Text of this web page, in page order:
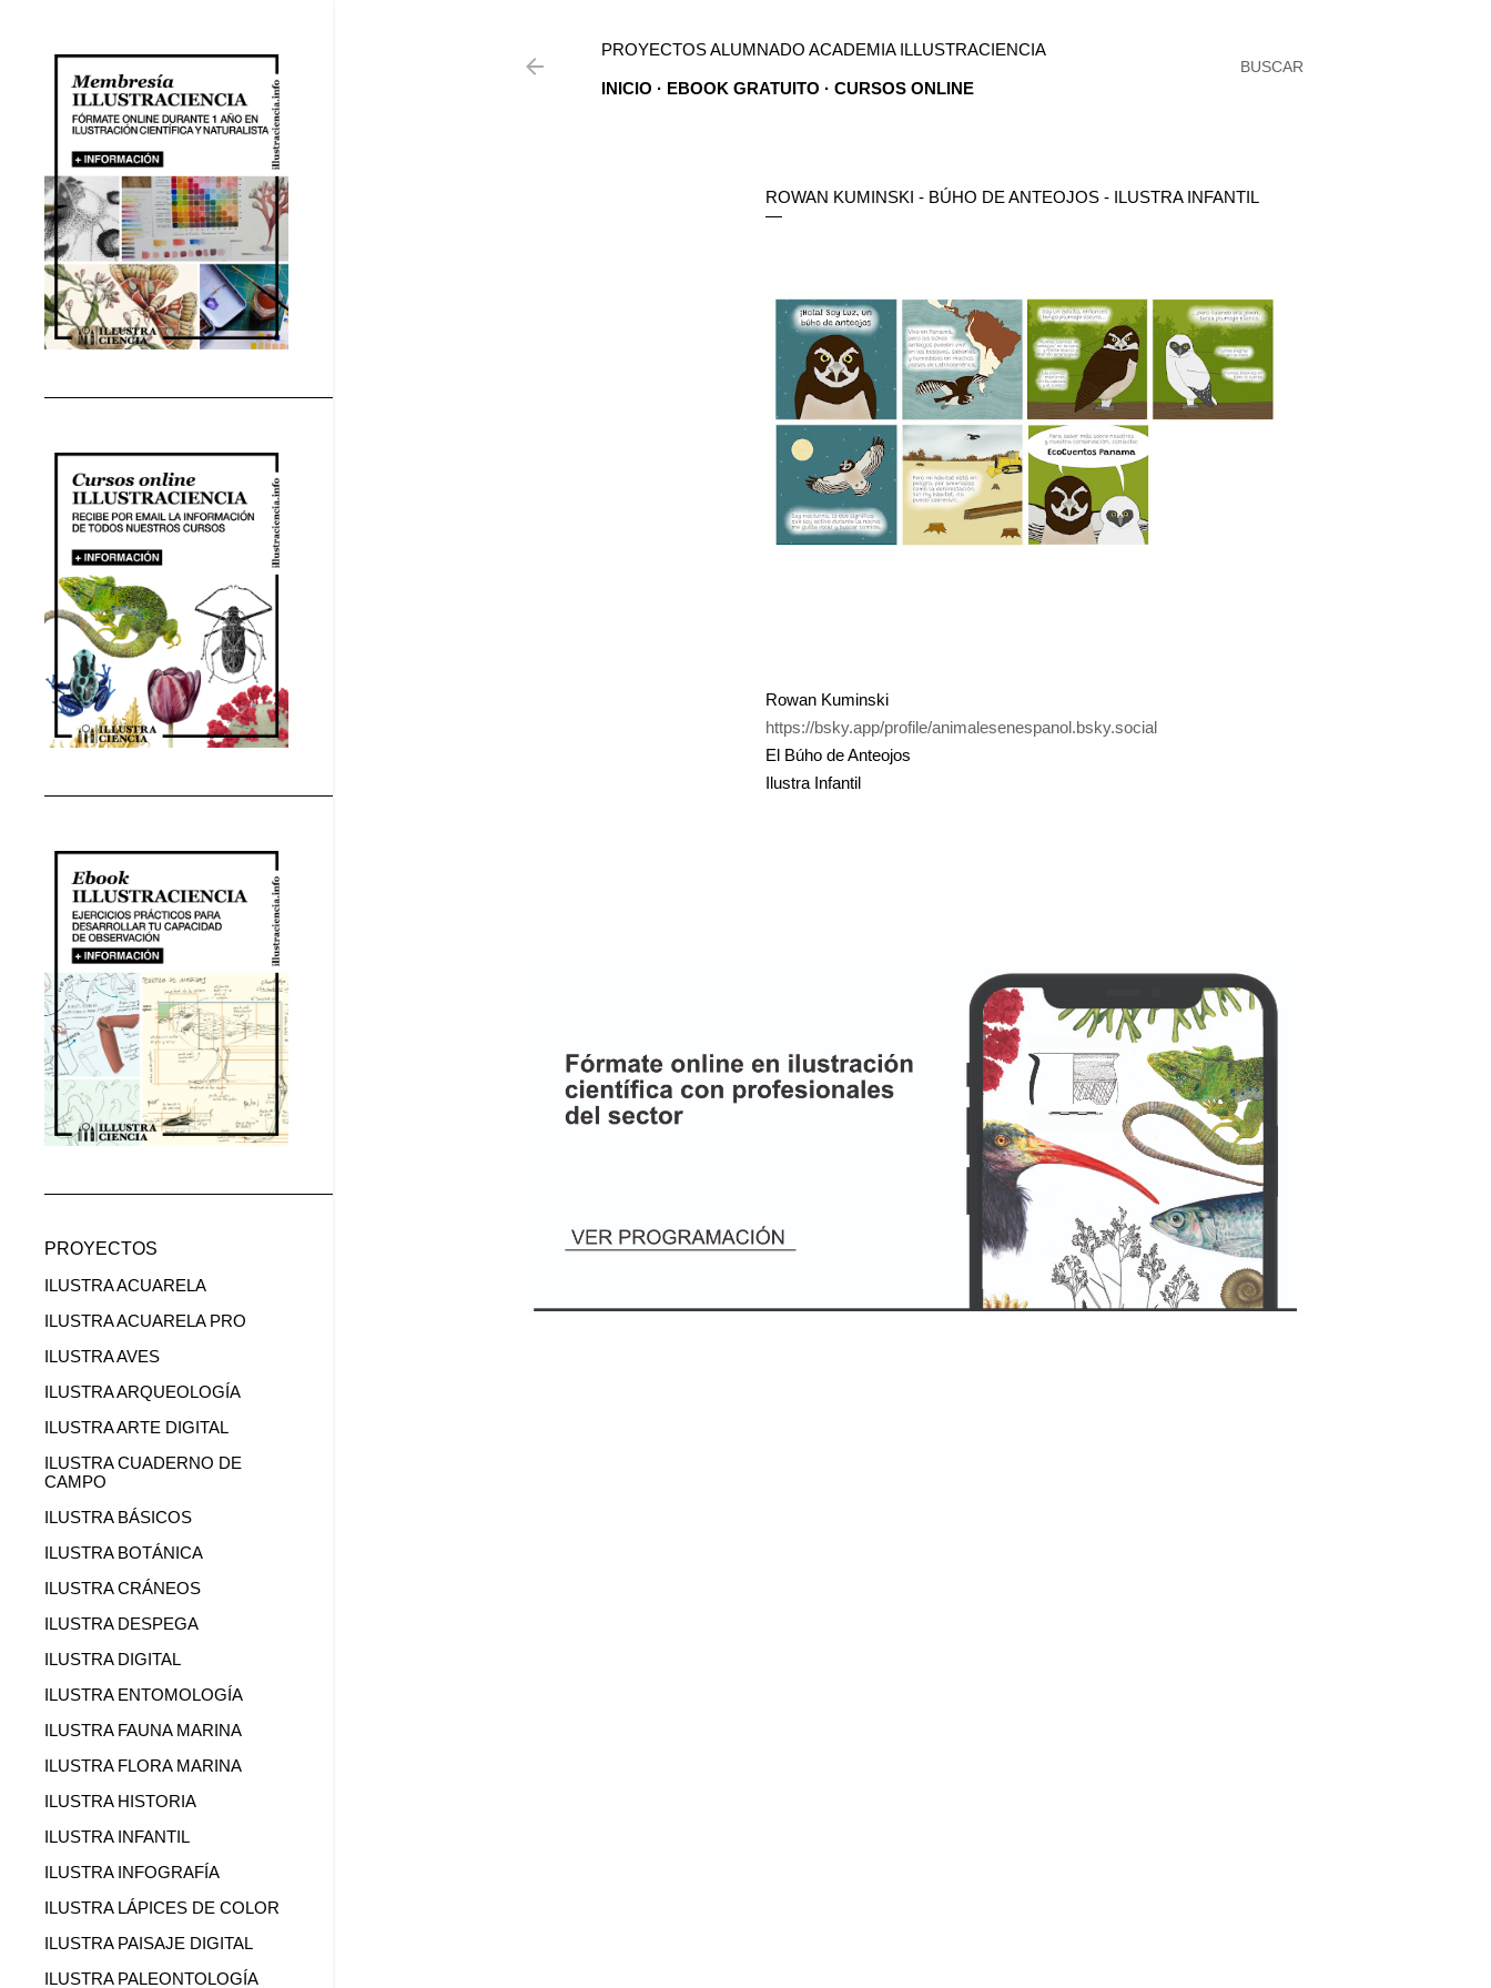
BUSCAR
PROYECTOS ALUMNADO ACADEMIA ILLUSTRACIENCIA
INICIO EBOOK GRATUITO CURSOS ONLINE
ROWAN KUMINSKI - BÚHO DE ANTEOJOS - ILUSTRA INFANTIL
Rowan Kuminski
https://bsky.app/profile/animalesenespanol.bsky.social
El Búho de Anteojos
Ilustra Infantil
PROYECTOS
ILUSTRA ACUARELA
ILUSTRA ACUARELA PRO
ILUSTRA AVES
ILUSTRA ARQUEOLOGÍA
ILUSTRA ARTE DIGITAL
ILUSTRA CUADERNO DE
CAMPO
ILUSTRA BÁSICOS
ILUSTRA BOTÁNICA
ILUSTRA CRÁNEOS
ILUSTRA DESPEGA
ILUSTRA DIGITAL
ILUSTRA ENTOMOLOGÍA
ILUSTRA FAUNA MARINA
ILUSTRA FLORA MARINA
ILUSTRA HISTORIA
ILUSTRA INFANTIL
ILUSTRA INFOGRAFÍA
ILUSTRA LÁPICES DE COLOR
ILUSTRA PAISAJE DIGITAL
ILUSTRA PALEONTOLOGÍA